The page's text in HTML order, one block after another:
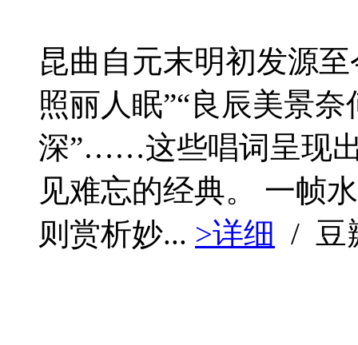
昆曲自元末明初发源
照丽人眠”“良辰美景
深”……这些唱词呈现
见难忘的经典。 一帧
则赏析妙... >详细 / 豆